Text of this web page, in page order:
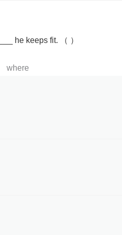
he keeps fit. （ ）
where